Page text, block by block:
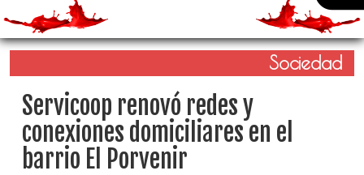
Sociedad
Servicoop renovó redes y
conexiones domiciliares en el
barrio El Porvenir